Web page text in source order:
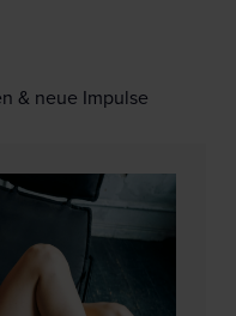
& neue Impulse